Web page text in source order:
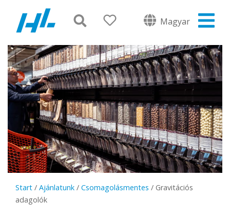
Magyar
Start / Ajánlatunk / Csomagolásmentes / Gravitációs
adagolók